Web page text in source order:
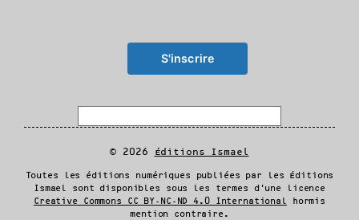
© 2026 Éditions Ismael
Toutes les éditions numériques publiées par les Éditions
Ismael sont disponibles sous les termes d'une licence
Creative Commons CC BY-NC-ND 4.0 International
hormis
mention contraire.